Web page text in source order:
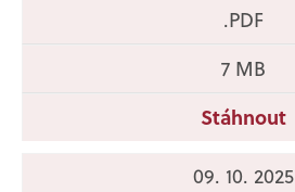
.PDF
7 MB
Stáhnout
09. 10. 2025